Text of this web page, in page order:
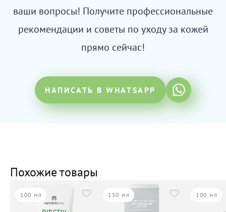
ваши вопросы! Получите профессиональные
рекомендации и советы по уходу за кожей
прямо сейчас!
НАПИСАТЬ В WHATSAPP
Похожие товары
100 мл 150 мл 100 мл